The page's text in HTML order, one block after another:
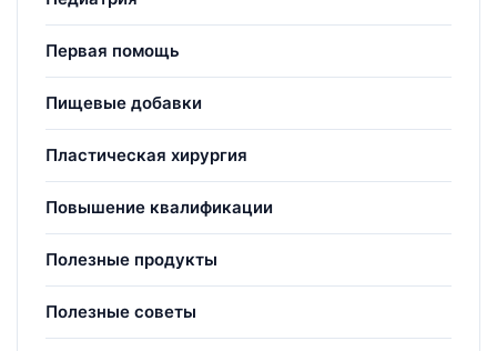
Первая помощь
Пищевые добавки
Пластическая хирургия
Повышение квалификации
Полезные продукты
Полезные советы